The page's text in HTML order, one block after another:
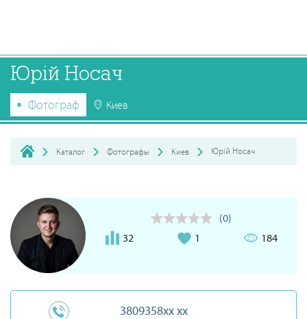
Юрій Носач
Фотограф Киев
Каталог Фотографы Киев Юрій Носач
(0)
32
1 184
3809358xx xx